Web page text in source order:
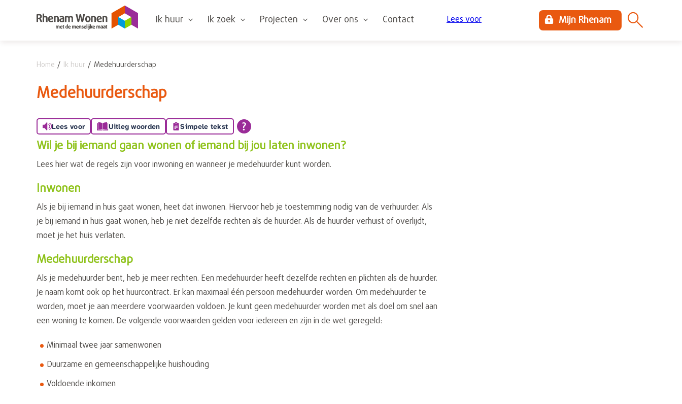
Naar de homepage
Ik huur Ik zoek Projecten Over ons Contact Mijn Rhenam
Lees voor
Home Ik huur Medehuurderschap
Medehuurderschap
Lees voor Uitleg woorden Simpele tekst
Wil je bij iemand gaan wonen of iemand bij jou laten inwonen?
Lees hier wat de regels zijn voor inwoning en wanneer je medehuurder kunt worden.
Inwonen
Als je bij iemand in huis gaat wonen, heet dat inwonen. Hiervoor heb je toestemming nodig van de verhuurder. Als
je bij iemand in huis gaat wonen, heb je niet dezelfde rechten als de huurder. Als de huurder verhuist of overlijdt,
moet je het huis verlaten.
Medehuurderschap
Als je medehuurder bent, heb je meer rechten. Een medehuurder heeft dezelfde rechten en plichten als de huurder.
Je naam komt ook op het huurcontract. Er kan maximaal één persoon medehuurder worden. Om medehuurder te
worden, moet je aan meerdere voorwaarden voldoen. Je kunt geen medehuurder worden met als doel om snel aan
een woning te komen. De volgende voorwaarden gelden voor iedereen en zijn in de wet geregeld:
Minimaal twee jaar samenwonen
Duurzame en gemeenschappelijke huishouding
Voldoende inkomen